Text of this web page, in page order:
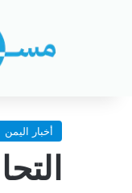
أخبار اليمن